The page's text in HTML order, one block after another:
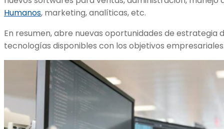
Humanos, marketing, analíticas, etc.
En resumen, abre nuevas oportunidades de estrategia
tecnologías disponibles con los objetivos